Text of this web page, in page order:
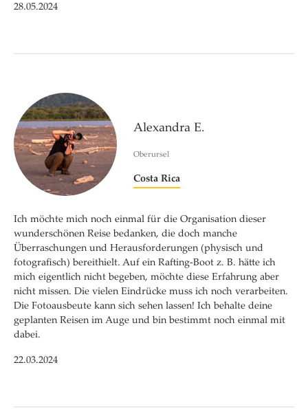
28.05.2024
Alexandra E.
Oberursel
Costa Rica
Ich möchte mich noch einmal für die Organisation dieser
wunderschönen Reise bedanken, die doch manche
Überraschungen und Herausforderungen (physisch und
fotografisch) bereithielt. Auf ein Rafting-Boot z. B. hätte ich
mich eigentlich nicht begeben, möchte diese Erfahrung aber
nicht missen. Die vielen Eindrücke muss ich noch verarbeiten.
Die Fotoausbeute kann sich sehen lassen! Ich behalte deine
geplanten Reisen im Auge und bin bestimmt noch einmal mit
dabei.
22.03.2024